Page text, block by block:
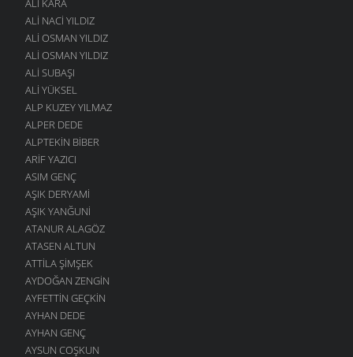
ALI NACI YILDIZ
ALI OSMAN YILDIZ
ALI OSMAN YILDIZ
ALI SUBAŞI
ALI YÜKSEL
ALP KUZEY YILMAZ
ALPER DEDE
ALPTEKIN BIBER
ARIF YAZICI
ASIM GENÇ
AŞIK DERYAMI
AŞIK YANĞUNI
ATANUR ALAGÖZ
ATASEN ALTUN
ATTILA ŞIMŞEK
AYDOĞAN ZENGIN
AYFETTIN GEÇKIN
AYHAN DEDE
AYHAN GENÇ
AYSUN COŞKUN